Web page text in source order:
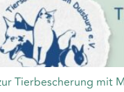
Tierbescherung mit